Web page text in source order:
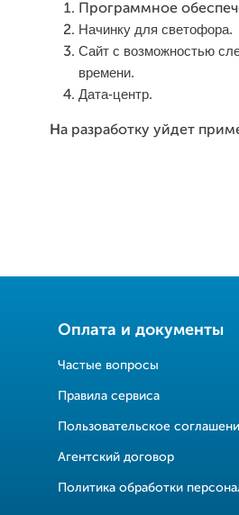
Программное
Начинку для светофора.
Сайт с возможностью
времени.
Дата-центр.
На разработку уйдет
Оплата и документы
Частые вопросы
Правила сервиса
Пользовательское
Агентский договор
Политика обработки